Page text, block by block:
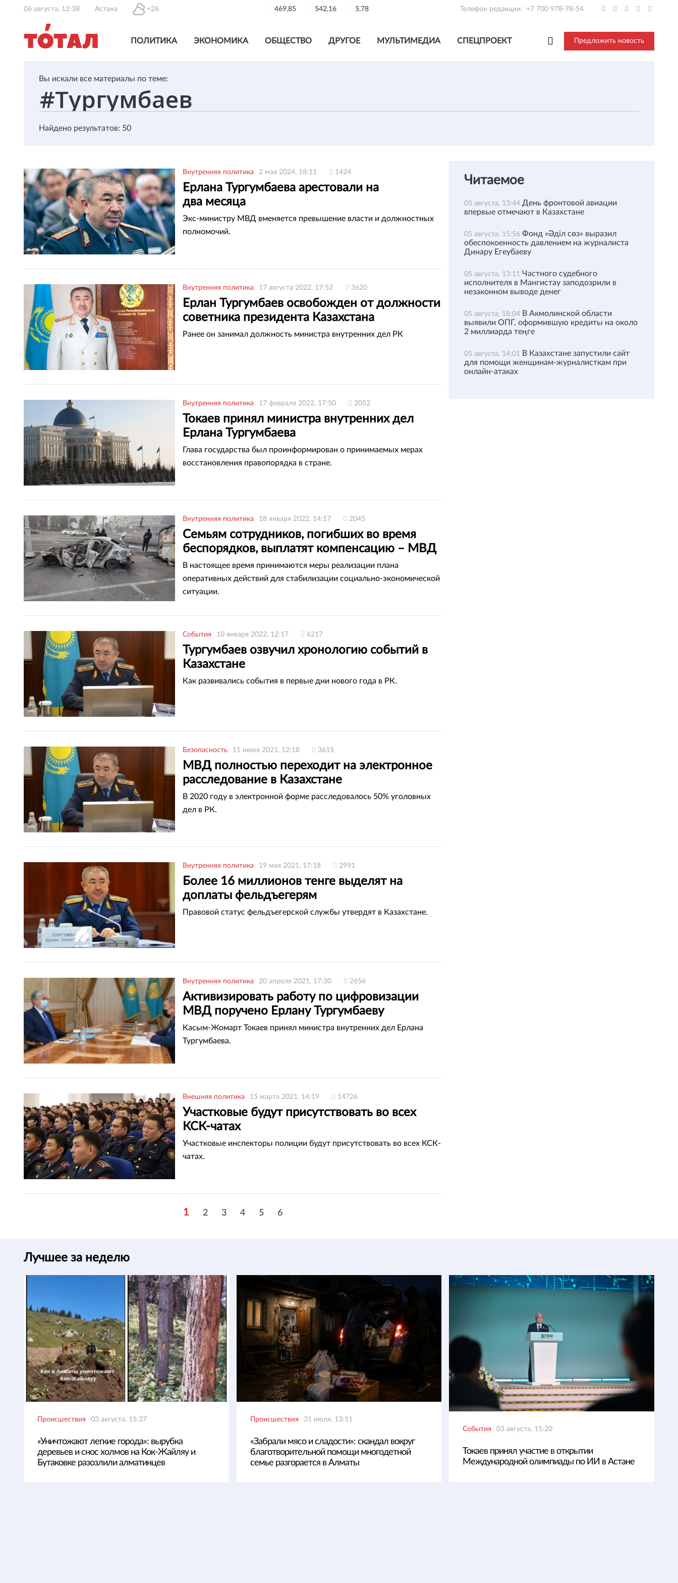
06 августа, 12:38 Астана +26 469,85 542,16 5,78 Телефон редакции: +7 700 978-78-54
ПОЛИТИКА ЭКОНОМИКА ОБЩЕСТВО ДРУГОЕ МУЛЬТИМЕДИА СПЕЦПРОЕКТ Предложить новость
Вы искали все материалы по теме:
Найдено результатов: 50
Внутренняя политика 2 мая 2024, 18:11 1424
Ерлана Тургумбаева арестовали на
два месяца
Экс-министру МВД вменяется превышение власти и должностных
полномочий.
Внутренняя политика 17 августа 2022, 17:52 3620
Ерлан Тургумбаев освобожден от должности
советника президента Казахстана
Ранее он занимал должность министра внутренних дел РК
Внутренняя политика 17 февраля 2022, 17:50 2052
Токаев принял министра внутренних дел
Ерлана Тургумбаева
Глава государства был проинформирован о принимаемых мерах
восстановления правопорядка в стране.
Внутренняя политика 18 января 2022, 14:17 2045
Семьям сотрудников, погибших во время
беспорядков, выплатят компенсацию – МВД
В настоящее время принимаются меры реализации плана
оперативных действий для стабилизации социально-экономической
ситуации.
События 10 января 2022, 12:17 6217
Тургумбаев озвучил хронологию событий в
Казахстане
Как развивались события в первые дни нового года в РК.
Безопасность 11 июня 2021, 12:18 3615
МВД полностью переходит на электронное
расследование в Казахстане
В 2020 году в электронной форме расследовалось 50% уголовных
дел в РК.
Внутренняя политика 19 мая 2021, 17:18 2991
Более 16 миллионов тенге выделят на
доплаты фельдъегерям
Правовой статус фельдъегерской службы утвердят в Казахстане.
Внутренняя политика 20 апреля 2021, 17:30 2656
Активизировать работу по цифровизации
МВД поручено Ерлану Тургумбаеву
Касым-Жомарт Токаев принял министра внутренних дел Ерлана
Тургумбаева.
Внешняя политика 15 марта 2021, 14:19 14726
Участковые будут присутствовать во всех
КСК-чатах
Участковые инспекторы полиции будут присутствовать во всех КСК-
чатах.
1 2 3 4 5 6
Читаемое
05 августа, 13:44 День фронтовой авиации
впервые отмечают в Казахстане
05 августа, 15:56 Фонд «Әділ сөз» выразил
обеспокоенность давлением на журналиста
Динару Егеубаеву
05 августа, 13:11 Частного судебного
исполнителя в Мангистау заподозрили в
незаконном выводе денег
05 августа, 18:04 В Акмолинской области
выявили ОПГ, оформившую кредиты на около
2 миллиарда теңге
05 августа, 14:01 В Казахстане запустили сайт
для помощи женщинам-журналисткам при
онлайн-атаках
Лучшее за неделю
Происшествия 03 августа, 15:37
«Уничтожают легкие города»: вырубка
деревьев и снос холмов на Кок-Жайляу и
Бутаковке разозлили алматинцев
Происшествия 31 июля, 13:51
«Забрали мясо и сладости»: скандал вокруг
благотворительной помощи многодетной
семье разгорается в Алматы
События 03 августа, 15:20
Токаев принял участие в открытии
Международной олимпиады по ИИ в Астане